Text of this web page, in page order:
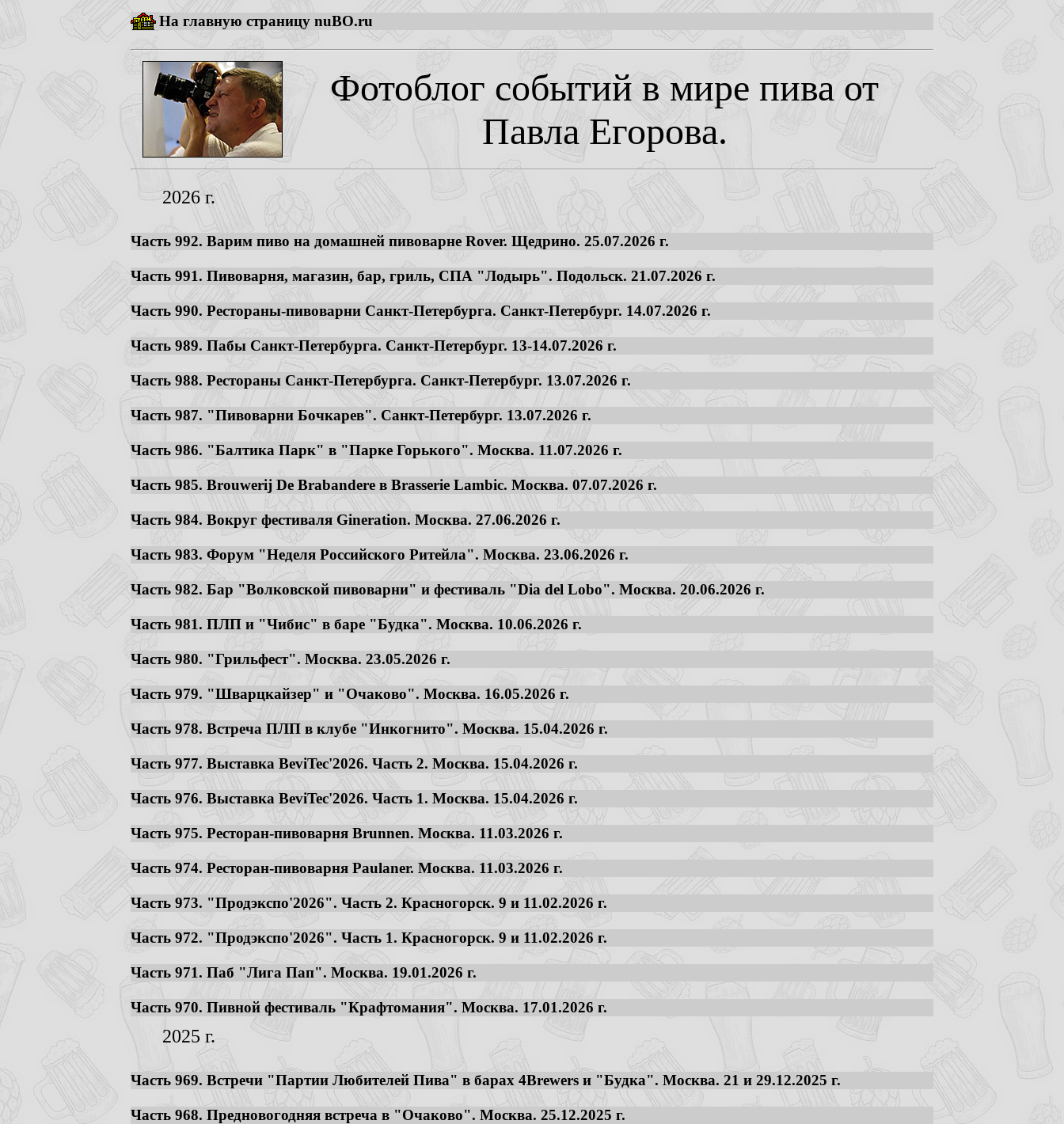
На главную страницу nuBO.ru
Фотоблог событий в мире пива от
Павла Егорова.
2026 г.
Часть 992. Варим пиво на домашней пивоварне Rover. Щедрино. 25.07.2026 г.
Часть 991. Пивоварня, магазин, бар, гриль, СПА "Лодырь". Подольск. 21.07.2026 г.
Часть 990. Рестораны-пивоварни Санкт-Петербурга. Санкт-Петербург. 14.07.2026 г.
Часть 989. Пабы Санкт-Петербурга. Санкт-Петербург. 13-14.07.2026 г.
Часть 988. Рестораны Санкт-Петербурга. Санкт-Петербург. 13.07.2026 г.
Часть 987. "Пивоварни Бочкарев". Санкт-Петербург. 13.07.2026 г.
Часть 986. "Балтика Парк" в "Парке Горького". Москва. 11.07.2026 г.
Часть 985. Brouwerij De Brabandere в Brasserie Lambic. Москва. 07.07.2026 г.
Часть 984. Вокруг фестиваля Gineration. Москва. 27.06.2026 г.
Часть 983. Форум "Неделя Российского Ритейла". Москва. 23.06.2026 г.
Часть 982. Бар "Волковской пивоварни" и фестиваль "Dia del Lobo". Москва. 20.06.2026 г.
Часть 981. ПЛП и "Чибис" в баре "Будка". Москва. 10.06.2026 г.
Часть 980. "Грильфест". Москва. 23.05.2026 г.
Часть 979. "Шварцкайзер" и "Очаково". Москва. 16.05.2026 г.
Часть 978. Встреча ПЛП в клубе "Инкогнито". Москва. 15.04.2026 г.
Часть 977. Выставка BeviTec'2026. Часть 2. Москва. 15.04.2026 г.
Часть 976. Выставка BeviTec'2026. Часть 1. Москва. 15.04.2026 г.
Часть 975. Ресторан-пивоварня Brunnen. Москва. 11.03.2026 г.
Часть 974. Ресторан-пивоварня Paulaner. Москва. 11.03.2026 г.
Часть 973. "Продэкспо'2026". Часть 2. Красногорск. 9 и 11.02.2026 г.
Часть 972. "Продэкспо'2026". Часть 1. Красногорск. 9 и 11.02.2026 г.
Часть 971. Паб "Лига Пап". Москва. 19.01.2026 г.
Часть 970. Пивной фестиваль "Крафтомания". Москва. 17.01.2026 г.
2025 г.
Часть 969. Встречи "Партии Любителей Пива" в барах 4Brewers и "Будка". Москва. 21 и 29.12.2025 г.
Часть 968. Предновогодняя встреча в "Очаково". Москва. 25.12.2025 г.